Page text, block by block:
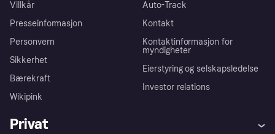
Villkår
Presseinformasjon
Personvern
Sikkerhet
Bærekraft
Wikipink
Auto-Track
Kontakt
Kontaktinformasjon for
myndigheter
Eierstyring og selskapsledelse
Investor relations
Privat